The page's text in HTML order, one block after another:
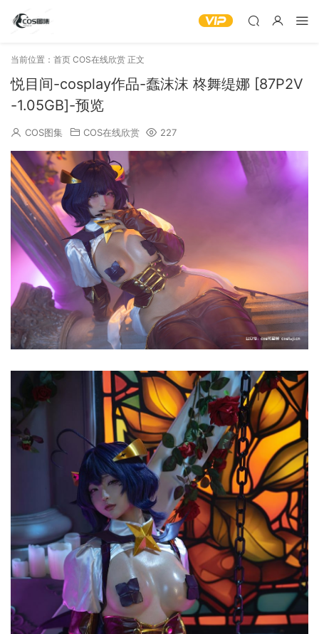
当前位置： 首页 COS在线欣赏 正文
悦目间-cosplay作品-蠢沫沫 柊舞缇娜 [87P2V
-1.05GB]-预览
COS图集 COS在线欣赏 227